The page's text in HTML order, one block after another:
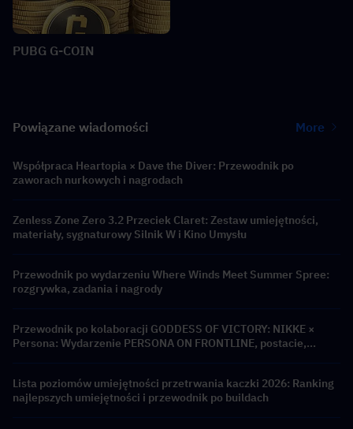
PUBG G-COIN
Powiązane wiadomości More
Współpraca Heartopia × Dave the Diver: Przewodnik po
zaworach nurkowych i nagrodach
Zenless Zone Zero 3.2 Przeciek Claret: Zestaw umiejętności,
materiały, sygnaturowy Silnik W i Kino Umysłu
Przewodnik po wydarzeniu Where Winds Meet Summer Spree:
rozgrywka, zadania i nagrody
Przewodnik po kolaboracji GODDESS OF VICTORY: NIKKE ×
Persona: Wydarzenie PERSONA ON FRONTLINE, postacie,
Lista poziomów umiejętności przetrwania kaczki 2026: Ranking
najlepszych umiejętności i przewodnik po buildach